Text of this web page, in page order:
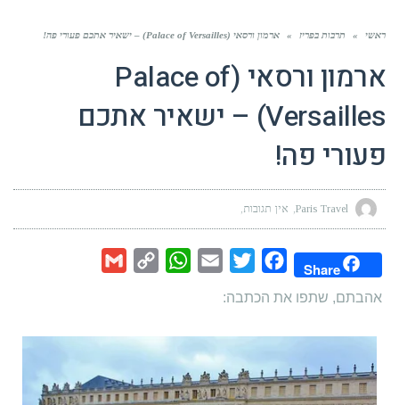
ראשי » תרבות בפריז » ארמון ורסאי (Palace of Versailles) – ישאיר אתכם פעורי פה!
ארמון ורסאי (Palace of
Versailles) – ישאיר אתכם
פעורי פה!
אין תגובות
Share
Facebook
Twitter
Email
WhatsApp
Copy
אהבתם, שתפו את הכתבה: